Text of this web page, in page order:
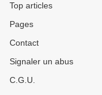
Top articles
Pages
Contact
Signaler un abus
C.G.U.